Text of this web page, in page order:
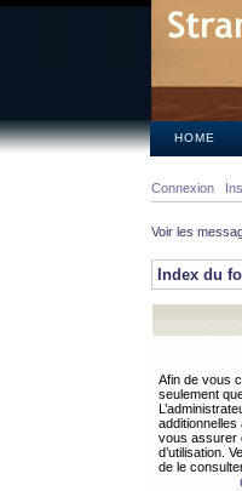
HOME
Connexion
Voir les
Index du
Afin de vous
seulement
vous assurer
d’utilisation.
de le